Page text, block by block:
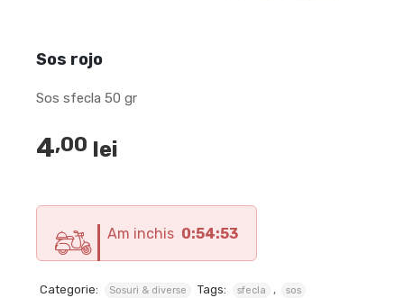
Sos rojo
Sos sfecla 50 gr
4,00 lei
Am inchis 0:54:51
Categorie: Sosuri & diverse Tags: sfecla , sos